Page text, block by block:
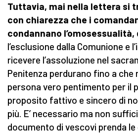
Tuttavia, mai nella lettera si
con chiarezza che i
condannano l’omosessualità,
l’esclusione dalla Comunione e
ricevere l’assoluzione nel
Penitenza perdurano fino a che
persona vero pentimento per il
proposito fattivo e sincero di
più. E’ necessario ma non
documento di vescovi prenda le